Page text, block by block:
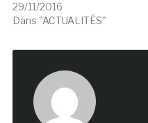
29/11/2016
Dans "ACTUALITÉS"